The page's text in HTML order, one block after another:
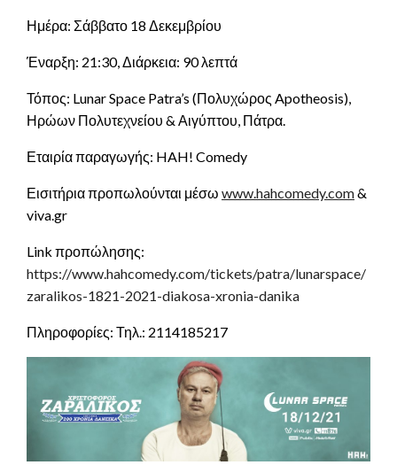
Ημέρα: Σάββατο 18 Δεκεμβρίου
Έναρξη: 21:30, Διάρκεια: 90 λεπτά
Τόπος: Lunar Space Patra’s (Πολυχώρος Apotheosis),
Ηρώων Πολυτεχνείου & Αιγύπτου, Πάτρα.
Εταιρία παραγωγής: HAH! Comedy
Εισιτήρια προπωλούνται μέσω www.hahcomedy.com&
viva.gr
Link προπώλησης:
https://www.hahcomedy.com/tickets/patra/lunarspace/
zaralikos-1821-2021-diakosa-xronia-danika
Πληροφορίες: Τηλ.: 2114185217